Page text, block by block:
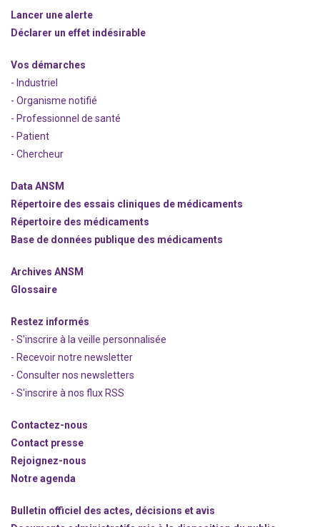
Lancer une alerte
Déclarer un effet indésirable
Vos démarches
- Industriel
- Organisme notifié
- Professionnel de santé
- Patient
- Chercheur
Data ANSM
Répertoire des essais cliniques de médicaments
Répertoire des médicaments
Base de données publique des médicaments
Archives ANSM
Glossaire
Restez informés
- S'inscrire à la veille personnalisée
- Recevoir notre newsletter
- Consulter nos newsletters
- S'inscrire à nos flux RSS
Contactez-nous
Contact presse
Rejoignez-nous
Notre agenda
Bulletin officiel des actes, décisions et avis